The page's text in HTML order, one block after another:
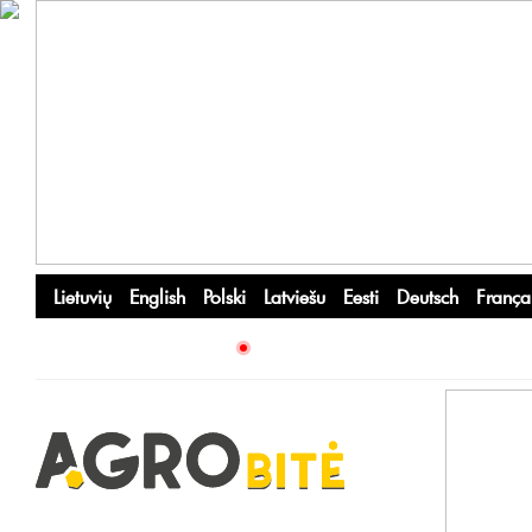
Lietuvių English Polski Latviešu Eesti Deutsch